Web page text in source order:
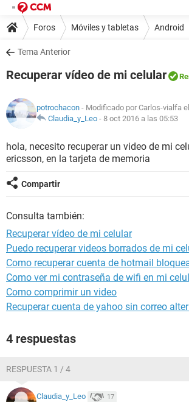
Foros Móviles y tabletas Android
Tema Anterior
Recuperar vídeo de mi celular
potrochacon - Modificado por Carlos-vialfa
Claudia_y_Leo - 8 oct 2016 a las 05:53
hola, necesito recuperar un video de mi
ericsson, en la tarjeta de memoria
Compartir
Consulta también:
Recuperar vídeo de mi celular
Puedo recuperar videos borrados de mi
Como recuperar cuenta de hotmail
Como ver mi contraseña de wifi en mi
Como comprimir un video
Recuperar cuenta de yahoo sin correo
4 respuestas
RESPUESTA 1 / 4
Claudia_y_Leo 17